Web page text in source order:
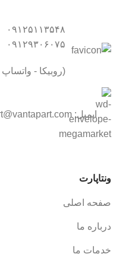
۰۹۱۲۵۱۱۳۵۴۸
۰۹۱۲۹۳۰۶۰۷۵
(روبیکا - واتساپ
ایمیل:
ونتاپارت
صفحه اصلی
درباره ما
خدمات ما